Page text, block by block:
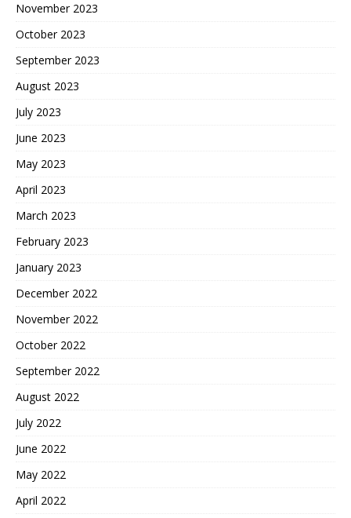
November 2023
October 2023
September 2023
August 2023
July 2023
June 2023
May 2023
April 2023
March 2023
February 2023
January 2023
December 2022
November 2022
October 2022
September 2022
August 2022
July 2022
June 2022
May 2022
April 2022